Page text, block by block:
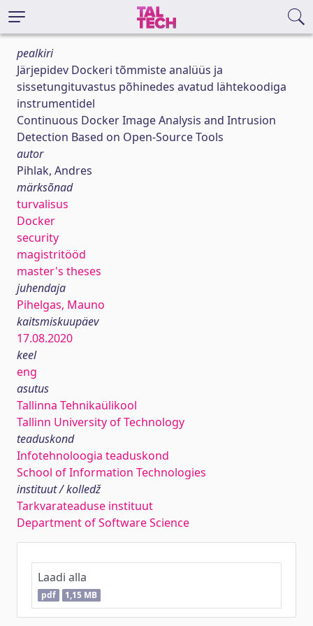
pealkiri
Järjepidev Dockeri tõmmiste analüüs ja
sissetungituvastus põhinedes avatud lähtekoodiga
instrumentidel
Continuous Docker Image Analysis and Intrusion
Detection Based on Open-Source Tools
autor
Pihlak, Andres
märksõnad
turvalisus
Docker
security
magistritööd
master's theses
juhendaja
Pihelgas, Mauno
kaitsmiskuupäev
17.08.2020
keel
eng
asutus
Tallinna Tehnikaülikool
Tallinn University of Technology
teaduskond
Infotehnoloogia teaduskond
School of Information Technologies
instituut / kolledž
Tarkvarateaduse instituut
Department of Software Science
Laadi alla
pdf 1,15 MB